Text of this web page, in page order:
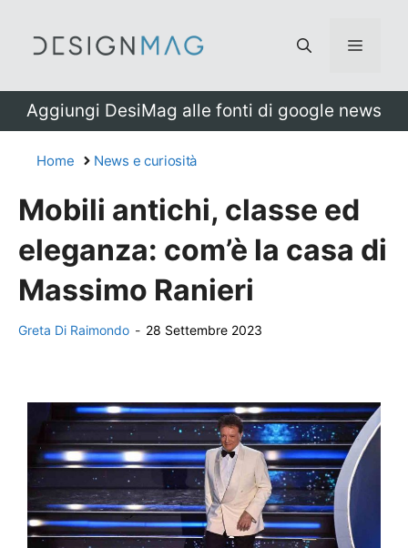
Menu
Aggiungi DesiMag alle fonti di google news
Home News e curiosità
Mobili antichi, classe ed
eleganza: com’è la casa di
Massimo Ranieri
Greta Di Raimondo - 28 Settembre 2023